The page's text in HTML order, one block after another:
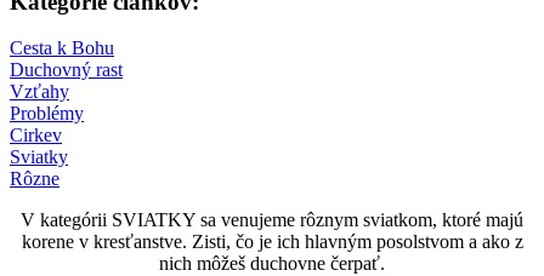
Cesta k Bohu
Duchovný rast
Vzťahy
Problémy
Cirkev
Sviatky
Rôzne
V kategórii SVIATKY sa venujeme rôznym sviatkom, ktoré majú
korene v kresťanstve. Zisti, čo je ich hlavným posolstvom a ako z
nich môžeš duchovne čerpať.